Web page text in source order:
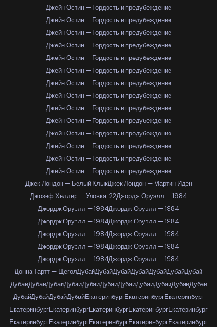
Джейн Остин — Гордость и предубеждение
Джейн Остин — Гордость и предубеждение
Джейн Остин — Гордость и предубеждение
Джейн Остин — Гордость и предубеждение
Джейн Остин — Гордость и предубеждение
Джейн Остин — Гордость и предубеждение
Джейн Остин — Гордость и предубеждение
Джейн Остин — Гордость и предубеждение
Джейн Остин — Гордость и предубеждение
Джейн Остин — Гордость и предубеждение
Джейн Остин — Гордость и предубеждение
Джейн Остин — Гордость и предубеждение
Джейн Остин — Гордость и предубеждение
Джейн Остин — Гордость и предубеждение
Джек Лондон — Белый КлыкДжек Лондон — Мартин Иден
Джозеф Хеллер — Уловка-22Джордж Оруэлл — 1984
Джордж Оруэлл — 1984Джордж Оруэлл — 1984
Джордж Оруэлл — 1984Джордж Оруэлл — 1984
Джордж Оруэлл — 1984Джордж Оруэлл — 1984
Джордж Оруэлл — 1984Джордж Оруэлл — 1984
Джордж Оруэлл — 1984Джордж Оруэлл — 1984
Донна Тартт — ЩеголДубайДубайДубайДубайДубайДубайДубай
ДубайДубайДубайДубайДубайДубайДубайДубайДубайДубайДубай
ДубайДубайДубайДубайЕкатеринбургЕкатеринбургЕкатеринбург
ЕкатеринбургЕкатеринбургЕкатеринбургЕкатеринбургЕкатеринбург
ЕкатеринбургЕкатеринбургЕкатеринбургЕкатеринбургЕкатеринбург